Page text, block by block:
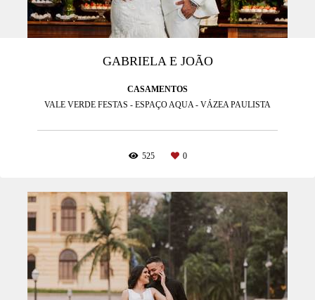
GABRIELA E JOÃO
CASAMENTOS
VALE VERDE FESTAS - ESPAÇO AQUA - VÁZEA PAULISTA
525 0